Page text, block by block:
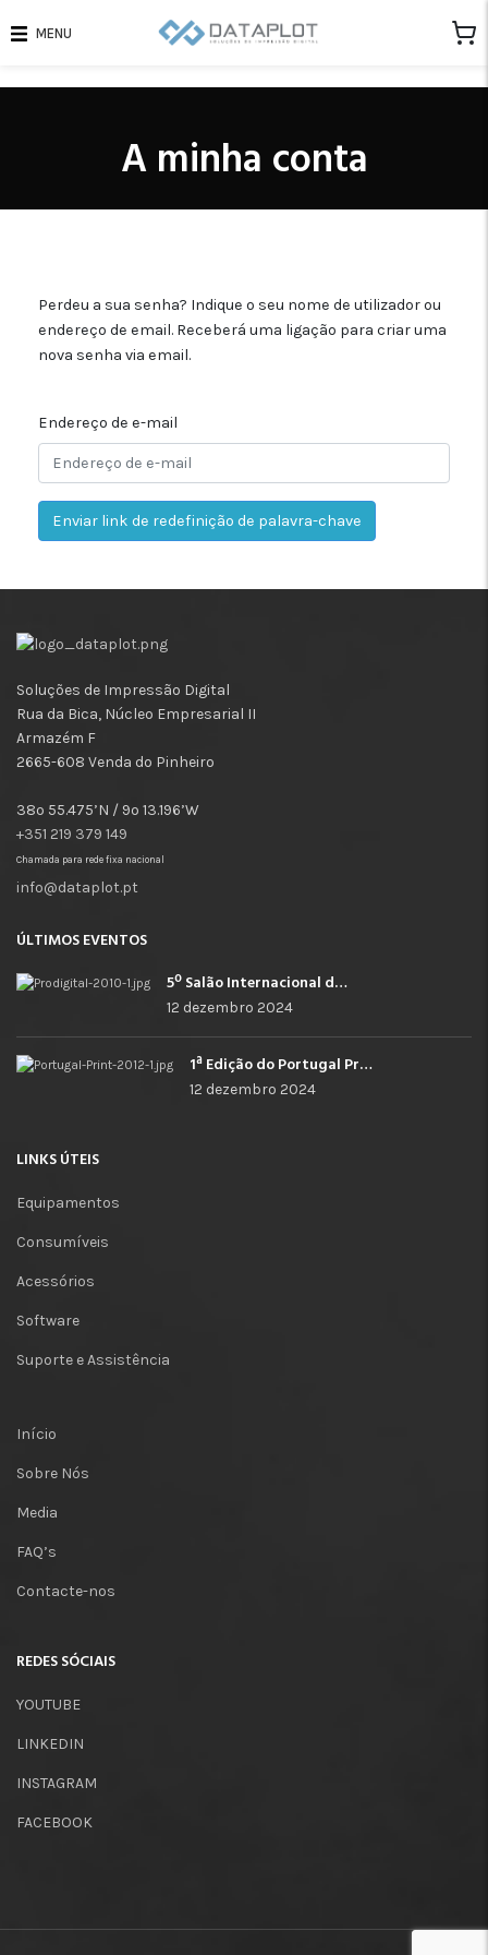
MENU
A minha conta
Perdeu a sua senha? Indique o seu nome de utilizador ou
endereço de email. Receberá uma ligação para criar uma
nova senha via email.
Endereço de e-mail
Enviar link de redefinição de palavra-chave
Soluções de Impressão Digital
Rua da Bica, Núcleo Empresarial II
Armazém F
2665-608 Venda do Pinheiro
38º 55.475’N / 9º 13.196’W
+351 219 379 149
Chamada para rede fixa nacional
info@dataplot.pt
ÚLTIMOS EVENTOS
5º Salão Internacional de Impressão, Imagem, Comunicação Digital e Têxtil Promocional
12 dezembro 2024
1ª Edição do Portugal Print
12 dezembro 2024
LINKS ÚTEIS
Equipamentos
Consumíveis
Acessórios
Software
Suporte e Assistência
Início
Sobre Nós
Media
FAQ’s
Contacte-nos
REDES SÓCIAIS
YOUTUBE
LINKEDIN
INSTAGRAM
FACEBOOK